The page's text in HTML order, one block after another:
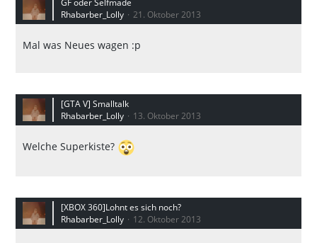
Rhabarber_Lolly
21. Oktober 2013
Mal was Neues wagen :p
[GTA V] Smalltalk
Rhabarber_Lolly
13. Oktober 2013
Welche Superkiste?
[XBOX 360]Lohnt es sich noch?
Rhabarber_Lolly
12. Oktober 2013